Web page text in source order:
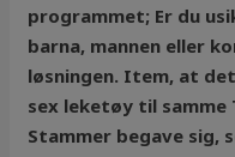
programmet; Er du
barna, mannen eller
løsningen. Item, at
sex leketøy til samme
Stammer begave